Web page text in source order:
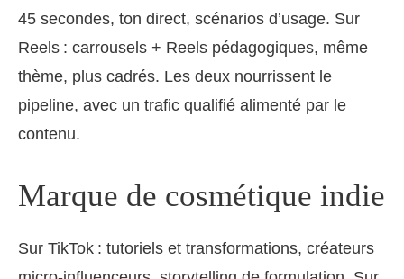
45 secondes, ton direct, scénarios d’usage. Sur
Reels : carrousels + Reels pédagogiques, même
thème, plus cadrés. Les deux nourrissent le
pipeline, avec un trafic qualifié alimenté par le
contenu.
Marque de cosmétique indie
Sur TikTok : tutoriels et transformations, créateurs